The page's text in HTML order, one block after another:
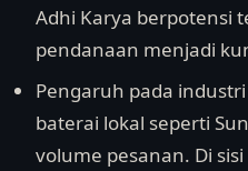
Adhi Karya berpotensi
pendanaan menjadi
Pengaruh pada
baterai lokal seperti
volume pesanan. Di